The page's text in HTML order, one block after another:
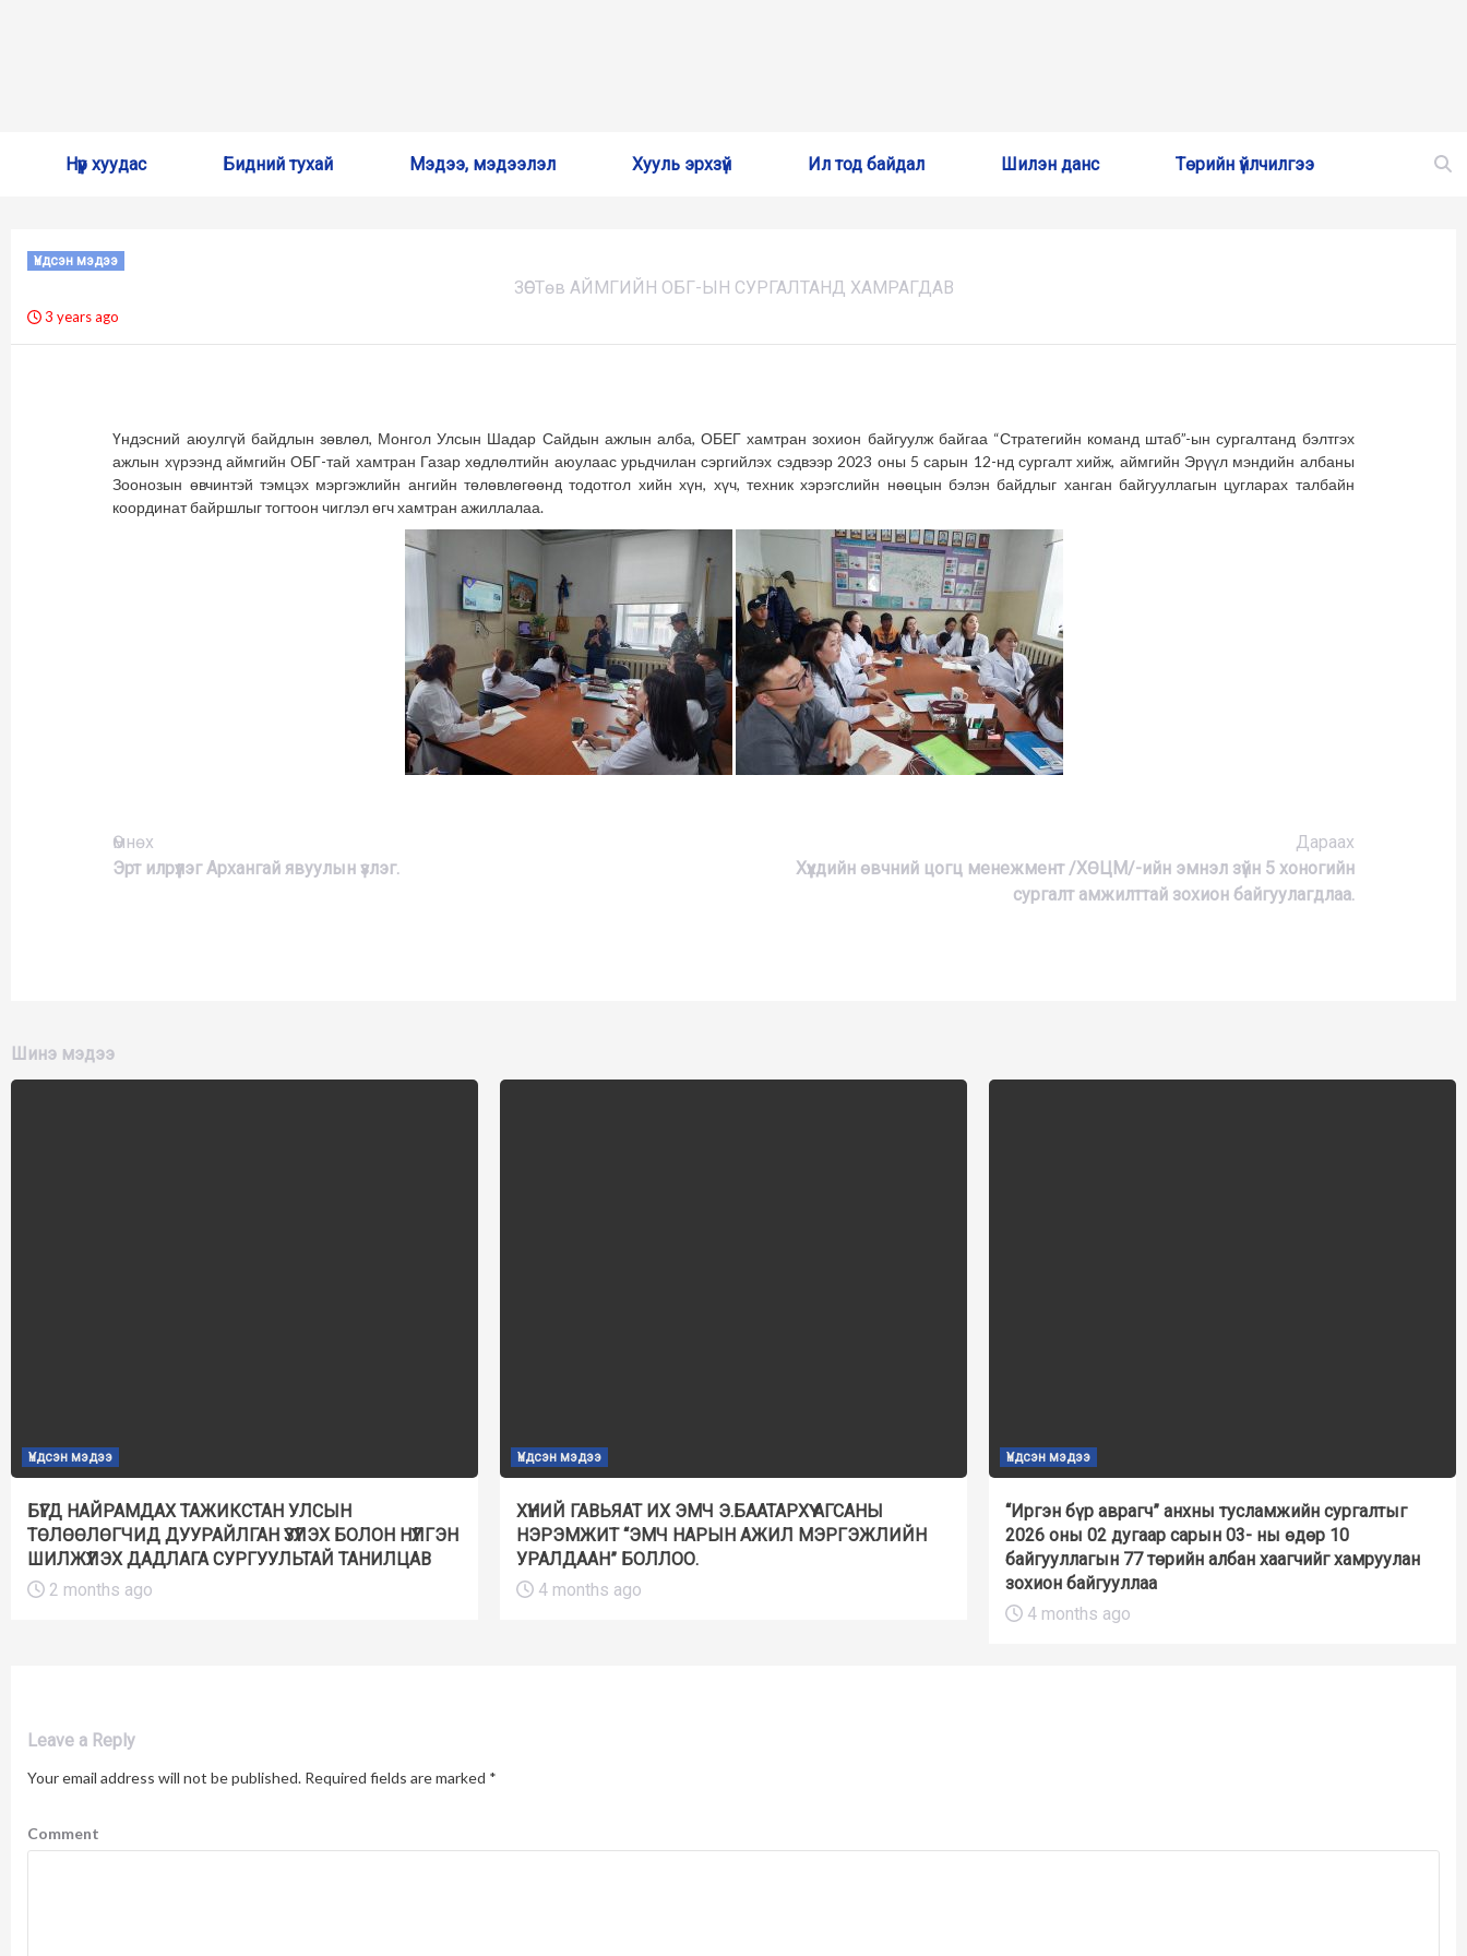
Нүүр хуудас Бидний тухай Мэдээ, мэдээлэл Хууль эрхзүй Ил тод байдал Шилэн данс Төрийн үйлчилгээ
Үндсэн мэдээ
ЗӨСТөв АЙМГИЙН ОБГ-ЫН СУРГАЛТАНД ХАМРАГДАВ
3 years ago
Үндэсний аюулгүй байдлын зөвлөл, Монгол Улсын Шадар Сайдын ажлын алба, ОБЕГ хамтран зохион байгуулж байгаа “Стратегийн команд штаб”-ын сургалтанд бэлтгэх
ажлын хүрээнд аймгийн ОБГ-тай хамтран Газар хөдлөлтийн аюулаас урьдчилан сэргийлэх сэдвээр 2023 оны 5 сарын 12-нд сургалт хийж, аймгийн Эрүүл мэндийн албаны
Зоонозын өвчинтэй тэмцэх мэргэжлийн ангийн төлөвлөгөөнд тодотгол хийн хүн, хүч, техник хэрэгслийн нөөцын бэлэн байдлыг ханган байгууллагын цугларах талбайн
координат байршлыг тогтоон чиглэл өгч хамтран ажиллалаа.
Үргэлжлүүлэх
Өмнөх
Эрт илрүүлэг Архангай явуулын үзлэг.
Дараах
Хүүхдийн өвчний цогц менежмент /ХӨЦМ/-ийн эмнэл зүйн 5 хоногийн
сургалт амжилттай зохион байгуулагдлаа.
Шинэ мэдээ
Үндсэн мэдээ
БҮГД НАЙРАМДАХ ТАЖИКСТАН УЛСЫН
ТӨЛӨӨЛӨГЧИД ДУУРАЙЛГАН ҮЗҮҮЛЭХ БОЛОН НҮҮЛГЭН
ШИЛЖҮҮЛЭХ ДАДЛАГА СУРГУУЛЬТАЙ ТАНИЛЦАВ
2 months ago
Үндсэн мэдээ
ХҮНИЙ ГАВЬЯАТ ИХ ЭМЧ Э.БААТАРХҮҮ АГСАНЫ
НЭРЭМЖИТ “ЭМЧ НАРЫН АЖИЛ МЭРГЭЖЛИЙН
УРАЛДААН” БОЛЛОО.
4 months ago
Үндсэн мэдээ
“Иргэн бүр аврагч” анхны тусламжийн сургалтыг
2026 оны 02 дугаар сарын 03- ны өдөр 10
байгууллагын 77 төрийн албан хаагчийг хамруулан
зохион байгууллаа
4 months ago
Leave a Reply
Your email address will not be published. Required fields are marked *
Comment